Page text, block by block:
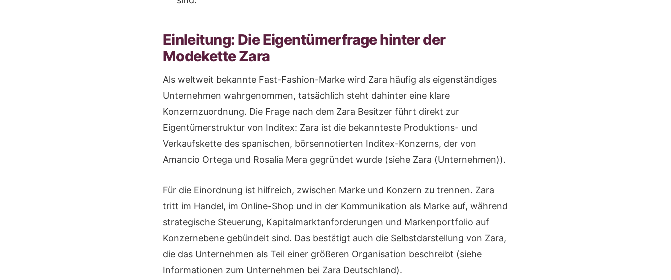
Einleitung: Die Eigentümerfrage hinter der
Modekette Zara
Als weltweit bekannte Fast-Fashion-Marke wird Zara häufig als eigenständiges
Unternehmen wahrgenommen, tatsächlich steht dahinter eine klare
Konzernzuordnung. Die Frage nach dem Zara Besitzer führt direkt zur
Eigentümerstruktur von Inditex: Zara ist die bekannteste Produktions- und
Verkaufskette des spanischen, börsennotierten Inditex-Konzerns, der von
Amancio Ortega und Rosalía Mera gegründet wurde (siehe Zara (Unternehmen)).
Für die Einordnung ist hilfreich, zwischen Marke und Konzern zu trennen. Zara
tritt im Handel, im Online-Shop und in der Kommunikation als Marke auf, während
strategische Steuerung, Kapitalmarktanforderungen und Markenportfolio auf
Konzernebene gebündelt sind. Das bestätigt auch die Selbstdarstellung von Zara,
die das Unternehmen als Teil einer größeren Organisation beschreibt (siehe
Informationen zum Unternehmen bei Zara Deutschland).